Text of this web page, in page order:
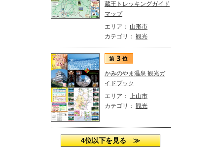
蔵王トレッキングガイド
マップ
エリア： 山形市
カテゴリ： 観光
かみのやま温泉 観光ガ
イドブック
エリア：
上山市
カテゴリ： 観光
4位以下を見る ≫